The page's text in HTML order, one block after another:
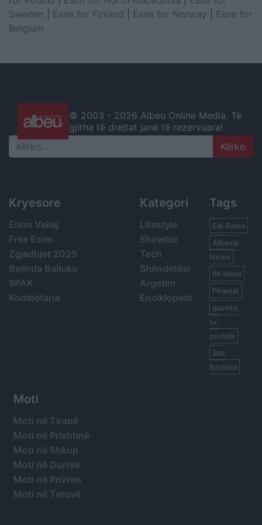
Sweden
Esim for Finland Esim for Norway
Esim for
Belgium
© 2003 - 2026 Albeu Online Media. Të
gjitha të drejtat janë të rezervuara!
Search
Kryesore
Erion Veliaj
Free Esim
Zgjedhjet 2025
Belinda Balluku
SPAK
Kombëtarja
Kategori
Lifestyle
Showbiz
Tech
Shëndetësi
Argetim
Enciklopedi
Tags
Edi Rama
Albania
News
Ilir Meta
Piranjat
gazeta,
tv,
portale
Sali
Berisha
Moti
Moti në Tiranë
Moti në Prishtinë
Moti në Shkup
Moti në Durrës
Moti në Prizren
Moti në Tetovë